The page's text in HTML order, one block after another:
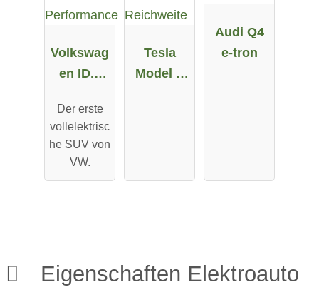
Volkswag
en ID.4
Performa
nce
Der erste
vollelektrisc
he SUV von
VW.
Tesla
Model X
Audi Q4
e-tron
Eigenschaften Elektroauto